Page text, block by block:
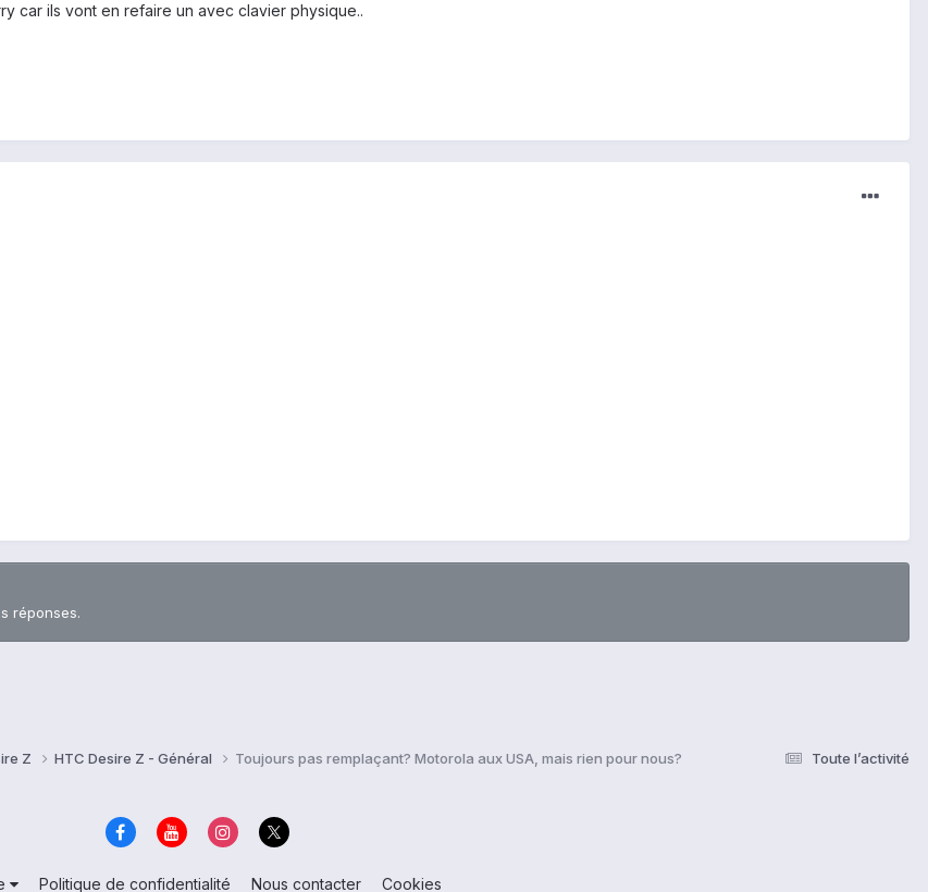
car ils vont en refaire un avec clavier physique..
réponses.
Toute l’activité
Z HTC Desire Z - Général Toujours pas remplaçant? Motorola aux USA, mais rien pour nous?
Politique de confidentialité Nous contacter Cookies